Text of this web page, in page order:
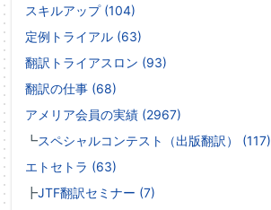
スキルアップ (104)
定例トライアル (63)
翻訳トライアスロン (93)
翻訳の仕事 (68)
アメリア会員の実績 (2967)
┗スペシャルコンテスト（出版翻訳） (117)
エトセトラ (63)
┣JTF翻訳セミナー (7)